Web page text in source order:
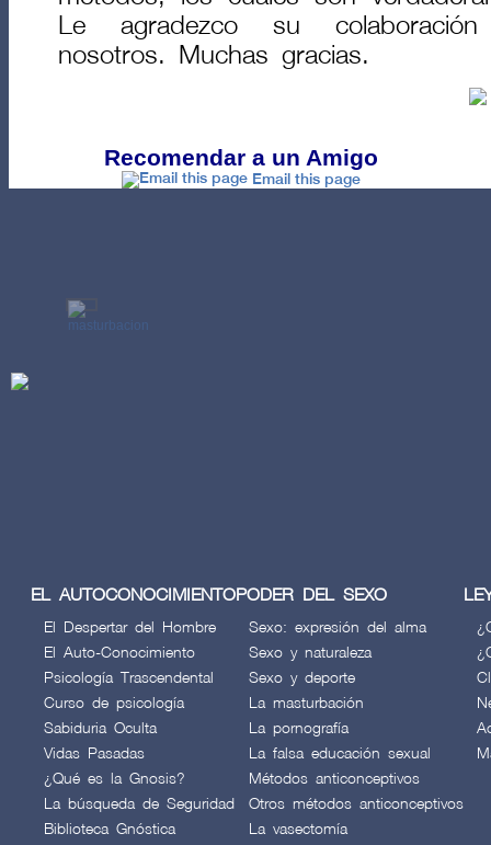
Le agradezco su
nosotros. Muchas gracias.
Recomendar a un Amigo
Email this page
EL AUTOCONOCIMIENTO
El Despertar del Hombre
El Auto-Conocimiento
Psicología Trascendental
Curso de psicología
Sabiduria Oculta
Vidas Pasadas
¿Qué es la Gnosis?
La búsqueda de Seguridad
Biblioteca Gnóstica
PODER DEL SEXO
Sexo: expresión del alma
Sexo y naturaleza
Sexo y deporte
La masturbación
La pornografía
La falsa educación sexual
Métodos anticonceptivos
Otros métodos anticonceptivos
La vasectomía